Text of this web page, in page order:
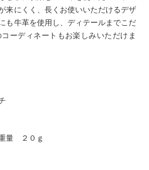
来にくく、長くお使いいただけるデザ
も牛革を使用し、ディテールまでこだ
ーディネートもお楽しみいただけま
量 ２０ｇ